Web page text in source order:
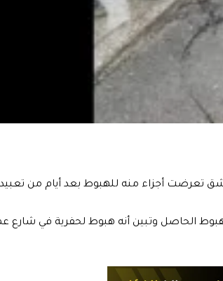
تعرضت أجزاء منه للهبوط بعد أيام من
الحاصل وتبين أنه هبوط لحفرية في شارع